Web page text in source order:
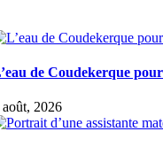
de Coudekerque
août, 2026